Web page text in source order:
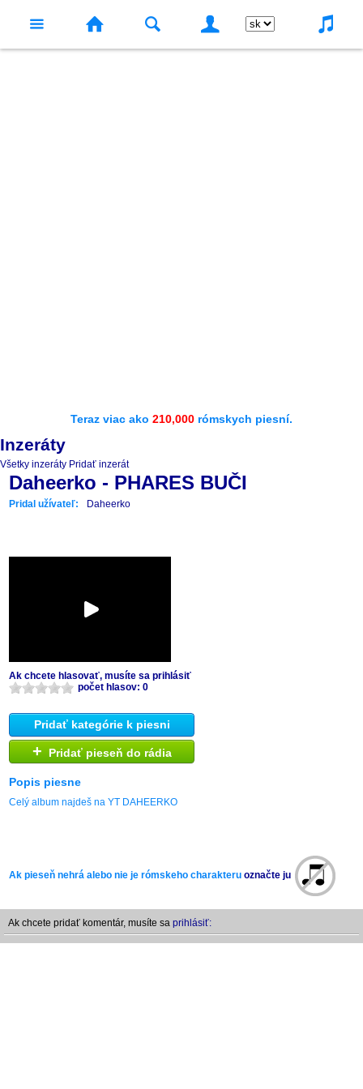
Teraz viac ako 210,000 rómskych piesní.
Inzeráty
Všetky inzeráty Pridať inzerát
Daheerko - PHARES BUČI
Pridal užívateľ: Daheerko
Ak chcete hlasovať, musíte sa prihlásiť
počet hlasov: 0
Pridať kategórie k piesni
+ Pridať pieseň do rádia
Popis piesne
Celý album najdeš na YT DAHEERKO
Ak pieseň nehrá alebo nie je rómskeho charakteru označte ju
Ak chcete pridať komentár, musíte sa prihlásiť: